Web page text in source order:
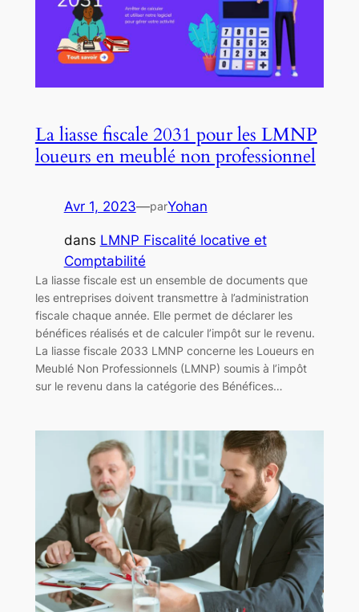
La liasse fiscale 2031 pour les LMNP
loueurs en meublé non professionnel
Avr 1, 2023—parYohan
dans LMNP Fiscalité locative et
Comptabilité
La liasse fiscale est un ensemble de documents que
les entreprises doivent transmettre à l’administration
fiscale chaque année. Elle permet de déclarer les
bénéfices réalisés et de calculer l’impôt sur le revenu.
La liasse fiscale 2033 LMNP concerne les Loueurs en
Meublé Non Professionnels (LMNP) soumis à l’impôt
sur le revenu dans la catégorie des Bénéfices…